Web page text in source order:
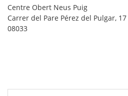
Centre Obert Neus Puig
Carrer del Pare Pérez del Pulgar, 17
08033